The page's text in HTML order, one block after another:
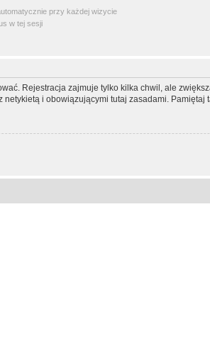
przy każdej wizycie
w tej sesji
Rejestracja zajmuje tylko kilka chwil, ale
i obowiązującymi tutaj zasadami. Pamiętaj